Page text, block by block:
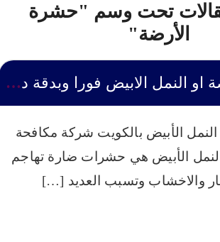
تحت وسم "حشرة
الأرضة"
مكافحة الارضة او النمل الابيض فورا وبدقة دون ازعاج
الأبيض بالكويت شركة مكافحة
الأبيض هي حشرات ضارة تهاجم
والاخشاب وتسبب العديد […]